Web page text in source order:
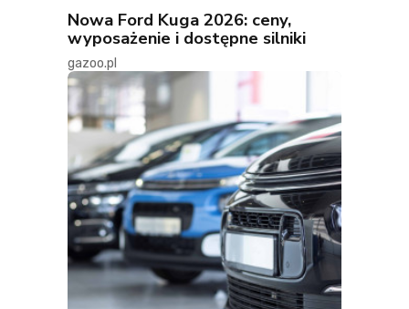
Nowa Ford Kuga 2026: ceny,
wyposażenie i dostępne silniki
gazoo.pl